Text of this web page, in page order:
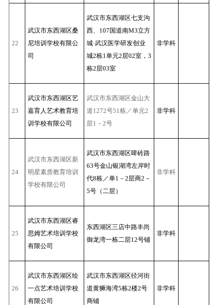
22
武汉市东西湖区桑
尼培训学校有限公
司
武汉市东西湖区七支沟
西、107国道南M3立方
城·武汉医学研发创业
城2栋1单元2层02室，3
栋2层03室
非学科
23
武汉市东西湖区艺
嘉育人艺术教育培
训学校有限公司
武汉市东西湖区金山大
道1272号51栋／单元2
层1－2号
非学科
24
武汉市东西湖区新
明星素质教育培训
学校有限公司
武汉市东西湖区啤砖路
63号金山银湖湾左岸时
代8栋／单1－2层商2－
5号（二层）
非学科
25
武汉市东西湖区睿
思姆艺术培训学校
有限公司
东西湖区三店中路丰尚
御龙湾一栋二层12号铺
非学科
26
武汉市东西湖区绘
一点艺术培训学校
有限公司
武汉市东西湖区径河街
道黄狮海湾5栋2楼2号
商铺
非学科